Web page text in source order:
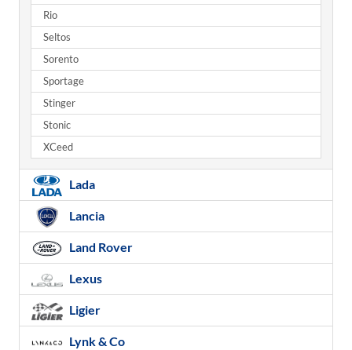
Rio
Seltos
Sorento
Sportage
Stinger
Stonic
XCeed
Lada
Lancia
Land Rover
Lexus
Ligier
Lynk & Co